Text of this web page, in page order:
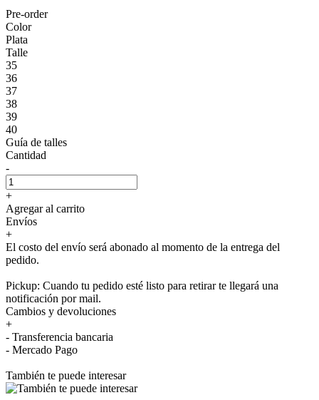
Pre-order
Color
Plata
Talle
35
36
37
38
39
40
Guía de talles
Cantidad
-
+
Agregar al carrito
Envíos
+
El costo del envío será abonado al momento de la entrega del
pedido.
Pickup: Cuando tu pedido esté listo para retirar te llegará una
notificación por mail.
Cambios y devoluciones
+
- Transferencia bancaria
- Mercado Pago
También te puede interesar